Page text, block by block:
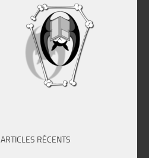
ARTICLES RÉCENTS